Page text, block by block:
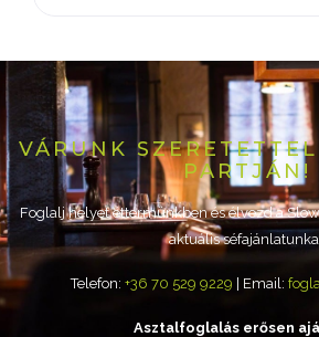
VÁRUNK
PARTJÁN!
Foglalj helyet éttermünkben és élvezd a
aktuális
Telefon: +36 70 529 9229 | Email:
Asztalfoglalás erősen